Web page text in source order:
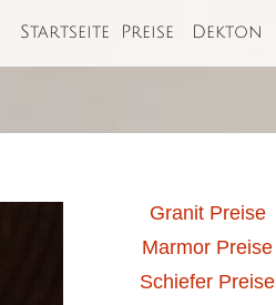
Startseite Preise Dekton
Granit Preise
Marmor Preise
Schiefer Preise